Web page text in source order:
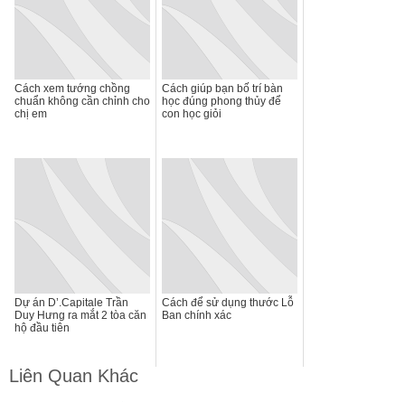
Cách xem tướng chồng
chuẩn không cần chỉnh cho
chị em
Cách giúp bạn bố trí bàn
học đúng phong thủy để
con học giỏi
Dự án D’.Capitale Trần
Duy Hưng ra mắt 2 tòa căn
hộ đầu tiên
Cách để sử dụng thước Lỗ
Ban chính xác
Liên Quan Khác